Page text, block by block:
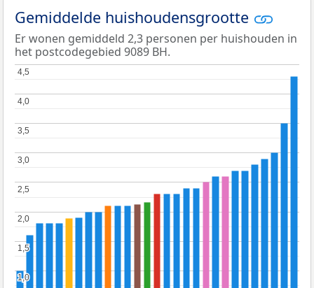
Gemiddelde huishoudensgrootte
Er wonen gemiddeld 2,3 personen per huishouden in
het postcodegebied 9089 BH.
1,0
1,0
1,5
1,5
2,0
2,0
2,5
2,5
3,0
3,0
3,5
3,5
4,0
4,0
4,5
4,5